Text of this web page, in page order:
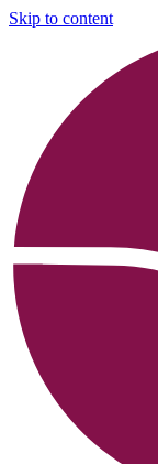
Skip to content